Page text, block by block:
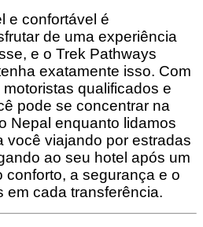
e confortável é
de uma experiência
e o Trek Pathways
exatamente isso. Com
qualificados e
pode se concentrar na
Nepal enquanto lidamos
você viajando por estradas
ao seu hotel após um
conforto, a segurança e o
em cada transferência.